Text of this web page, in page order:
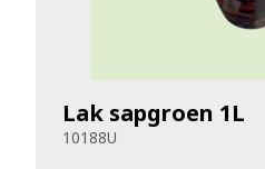
Lak sapgroen 1L
10188U